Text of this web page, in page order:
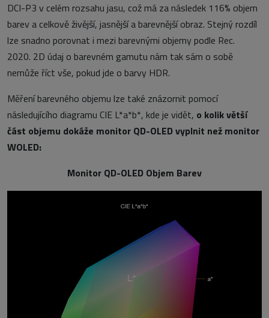
DCI-P3 v celém rozsahu jasu, což má za následek 116% objem
barev a celkově živější, jasnější a barevnější obraz. Stejný rozdíl
lze snadno porovnat i mezi barevnými objemy podle Rec.
2020. 2D údaj o barevném gamutu nám tak sám o sobě
nemůže říct vše, pokud jde o barvy HDR.
Měření barevného objemu lze také znázornit pomocí
následujícího diagramu CIE L*a*b*, kde je vidět, o kolik větší
část objemu dokáže monitor QD-OLED vyplnit než monitor
WOLED:
Monitor QD-OLED Objem Barev